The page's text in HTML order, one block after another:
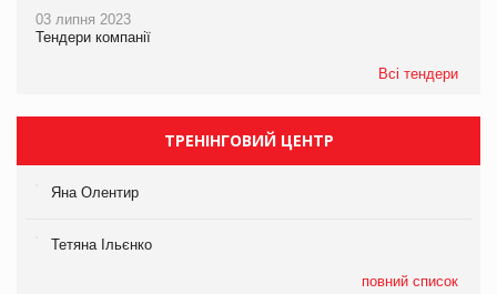
03 липня 2023
Тендери компанії
Всі тендери
ТРЕНІНГОВИЙ ЦЕНТР
Яна Олентир
Тетяна Ільєнко
повний список